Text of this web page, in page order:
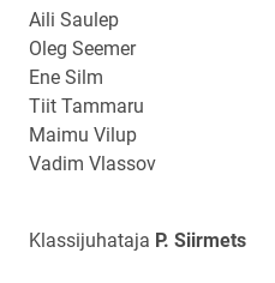
Aili Saulep
Oleg Seemer
Ene Silm
Tiit Tammaru
Maimu Vilup
Vadim Vlassov
Klassijuhataja P. Siirmets